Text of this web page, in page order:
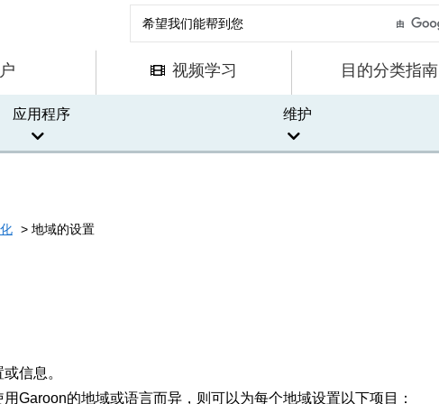
视频学习 目的分类指南
应用程序 维护
地域的设置
信息。
Garoon的地域或语言而异，则可以为每个地域设置以下项目：